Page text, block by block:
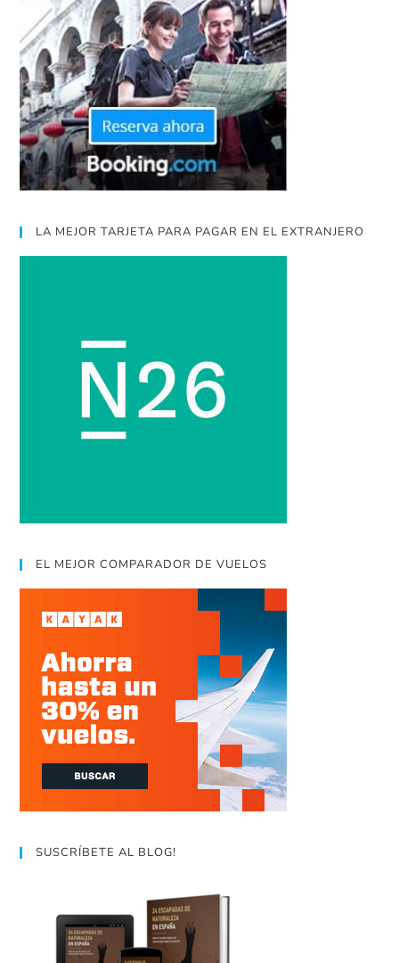
LA MEJOR TARJETA PARA PAGAR EN EL EXTRANJERO
EL MEJOR COMPARADOR DE VUELOS
SUSCRÍBETE AL BLOG!